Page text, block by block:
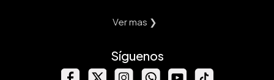
Ver mas ❯
Síguenos